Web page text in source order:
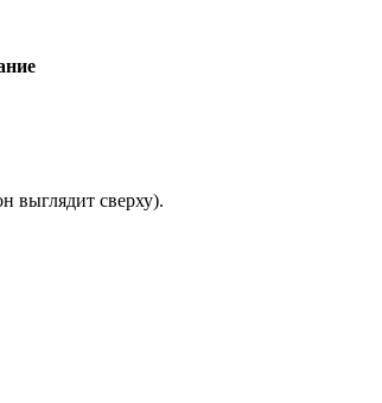
выглядит сверху).